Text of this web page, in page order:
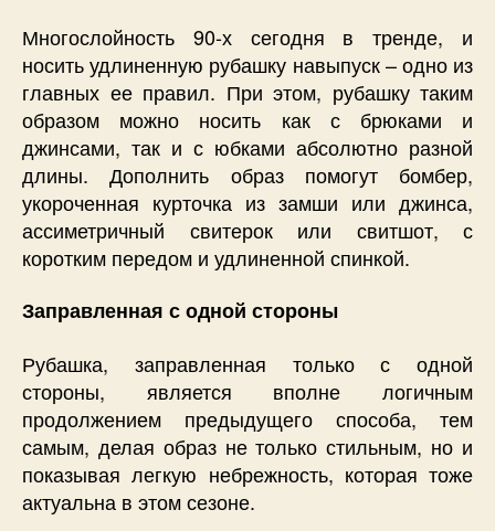
Многослойность 90-х сегодня в тренде, и
носить удлиненную рубашку навыпуск – одно из
главных ее правил. При этом, рубашку таким
образом можно носить как с брюками и
джинсами, так и с юбками абсолютно разной
длины. Дополнить образ помогут бомбер,
укороченная курточка из замши или джинса,
ассиметричный свитерок или свитшот, с
коротким передом и удлиненной спинкой.
Заправленная с одной стороны
Рубашка, заправленная только с одной
стороны, является вполне логичным
продолжением предыдущего способа, тем
самым, делая образ не только стильным, но и
показывая легкую небрежность, которая тоже
актуальна в этом сезоне.